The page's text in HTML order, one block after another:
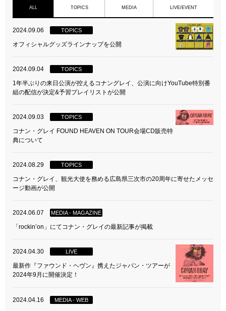
ALL TOPICS MEDIA LIVE/EVENT
2024.09.06 TOPICS
オフィシャルグッズラインナップを公開
2024.09.04 TOPICS
1年半ぶりの来日公演が控えるコナングレイ、公演に向けYouTube特別番
組の配信が決定&予習プレイリストが公開
2024.09.03 TOPICS
コナン・グレイ FOUND HEAVEN ON TOUR会場CD販売特
典について
2024.08.29 TOPICS
コナン・グレイ、観光大使を務める広島県三次市の20周年に寄せたメッセ
ージ動画が公開
2024.06.07 MEDIA - MAGAZINE
「rockin’on」にてコナン・グレイの最新記事が掲載
2024.04.30 LIVE
最新作『ファウンド・ヘヴン』携えたジャパン・ツアーが
2024年9月に開催決定！
2024.04.16 MEDIA - WEB